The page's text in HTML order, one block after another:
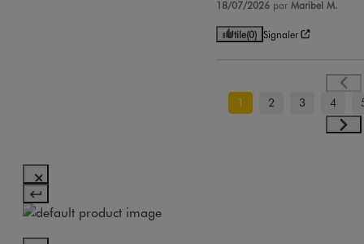
18/07/2026 parMaribel M.
Utile(0) Signaler
1 2 3 4